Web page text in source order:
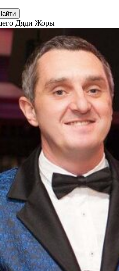
Дяди Жоры